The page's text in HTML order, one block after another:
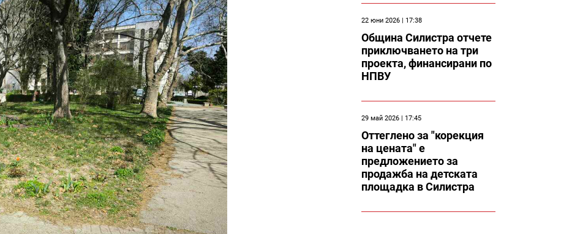
22 юни 2026 | 17:38
Община Силистра отчете
приключването на три
проекта, финансирани по
НПВУ
29 май 2026 | 17:45
Оттеглено за "корекция
на цената" е
предложението за
продажба на детската
площадка в Силистра